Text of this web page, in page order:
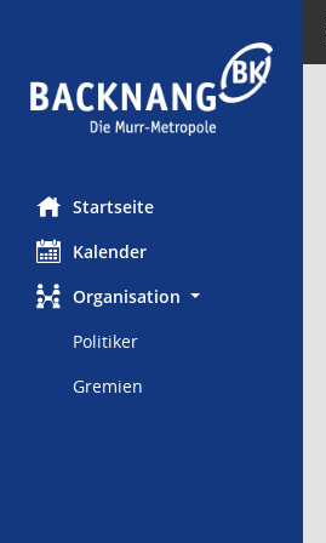
Startseite
Kalender
Organisation
Politiker
Gremien